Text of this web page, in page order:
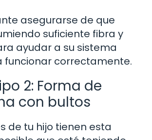
asegurarse de que
suficiente fibra y
ayudar a su sistema
funcionar correctamente.
2: Forma de
con bultos
de tu hijo tienen esta